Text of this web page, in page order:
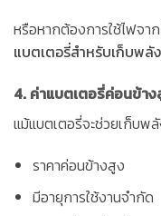
หรือหากต้องการใช้ไฟจา
แบตเตอรี่สำหรับเก็บพลั
4. ค่าแบตเตอรี่ค่อนข้า
แม้แบตเตอรี่จะช่วยเก็บพ
ราคาค่อนข้างสูง
มีอายุการใช้งานจำกัด